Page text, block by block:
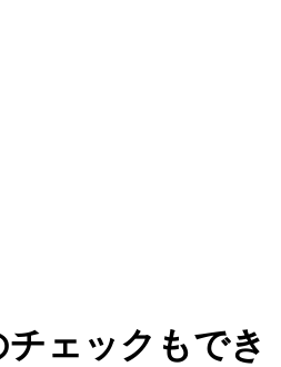
ェックもでき